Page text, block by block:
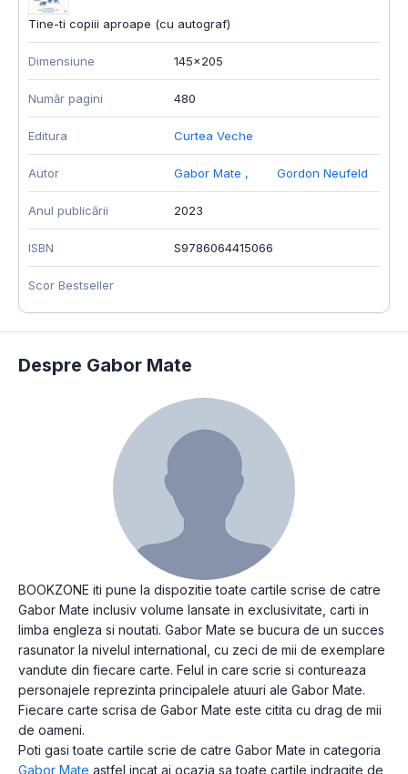
Tine-ti copiii aproape (cu autograf)
Dimensiune 145x205
Număr pagini 480
Editura Curtea Veche
Autor Gabor Mate , Gordon Neufeld
Anul publicării 2023
ISBN S9786064415066
Scor Bestseller
Despre Gabor Mate
BOOKZONE iti pune la dispozitie toate cartile scrise de catre
Gabor Mate inclusiv volume lansate in exclusivitate, carti in
limba engleza si noutati. Gabor Mate se bucura de un succes
rasunator la nivelul international, cu zeci de mii de exemplare
vandute din fiecare carte. Felul in care scrie si contureaza
personajele reprezinta principalele atuuri ale Gabor Mate.
Fiecare carte scrisa de Gabor Mate este citita cu drag de mii
de oameni.
Poti gasi toate cartile scrie de catre Gabor Mate in categoria
Gabor Mate astfel incat ai ocazia sa toate cartile indragite de